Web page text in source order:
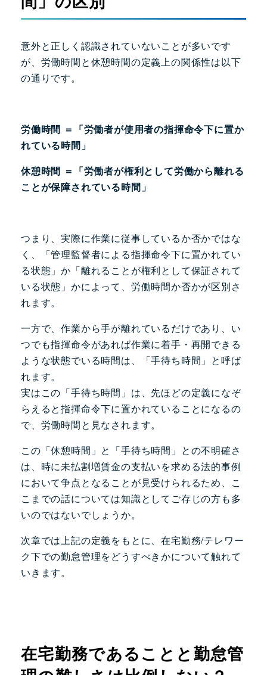
意外と正しく認識されていないことが多いです
が、労働時間と休憩時間の定義上の関係性は以下
の通りです。
労働時間 ＝「労働者が使用者の指揮命令下に置か
れている時間」
休憩時間 ＝「労働者が権利として労働から離れる
ことが保障されている時間」
つまり、実際に作業に従事しているか否かではな
く、「管理監督者による指揮命令下に置かれてい
る状態」か「離れることが権利として保証されて
いる状態」かによって、労働時間か否かが区別さ
れます。
一方で、作業から手が離れているだけであり、い
つでも指揮命令があれば作業に着手・再開できる
ような状態でいる時間は、「手待ち時間」と呼ば
れます。
実はこの「手待ち時間」は、先ほどの定義になぞ
らえると指揮命令下に置かれていることになるの
で、労働時間と見なされます。
この「休憩時間」と「手待ち時間」との不明確さ
は、時に未払割増賃金の支払いを求める法的事例
において争点となることが見受けられるため、こ
こまでの話については知識としてご存じの方も多
いのではないでしょうか。
次章では上記の定義をもとに、在宅勤務/テレワー
ク下での勤怠管理をどうすべきかについて触れて
いきます。
在宅勤務であることと勤怠管